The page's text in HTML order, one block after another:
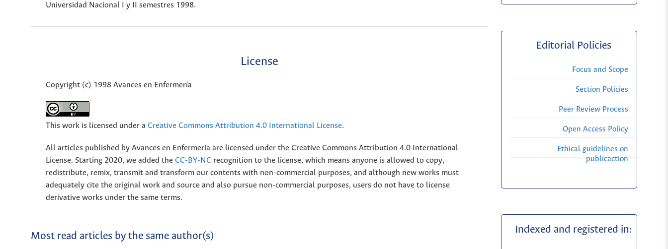
Universidad Nacional I y II semestres 1998.
License
Copyright (c) 1998 Avances en Enfermería
This work is licensed under a Creative Commons Attribution 4.0 International License.
All articles published by Avances en Enfermería are licensed under the Creative Commons Attribution 4.0 International
License. Starting 2020, we added the CC-BY-NC recognition to the license, which means anyone is allowed to copy,
redistribute, remix, transmit and transform our contents with non-commercial purposes, and although new works must
adequately cite the original work and source and also pursue non-commercial purposes, users do not have to license
derivative works under the same terms.
Most read articles by the same author(s)
Editorial Policies
Focus and Scope
Section Policies
Peer Review Process
Open Access Policy
Ethical guidelines on
publicaction
Indexed and registered in: